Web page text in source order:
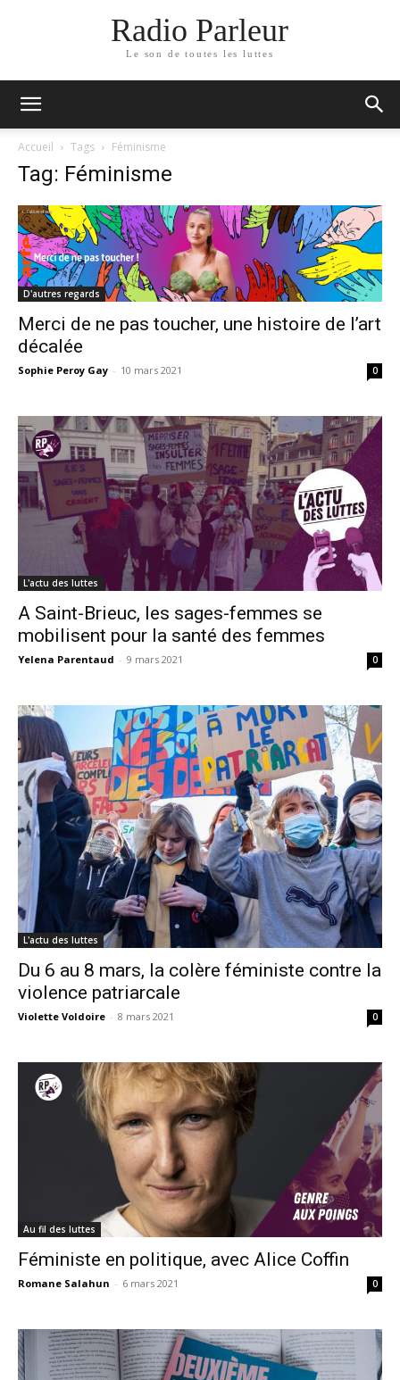
Radio Parleur
Le son de toutes les luttes
Accueil Tags Féminisme
Tag: Féminisme
D'autres regards
Merci de ne pas toucher, une histoire de l’art
décalée
Sophie Peroy Gay - 10 mars 2021 0
L'actu des luttes
A Saint-Brieuc, les sages-femmes se
mobilisent pour la santé des femmes
Yelena Parentaud - 9 mars 2021 0
L'actu des luttes
Du 6 au 8 mars, la colère féministe contre la
violence patriarcale
Violette Voldoire - 8 mars 2021 0
Au fil des luttes
Féministe en politique, avec Alice Coffin
Romane Salahun - 6 mars 2021 0